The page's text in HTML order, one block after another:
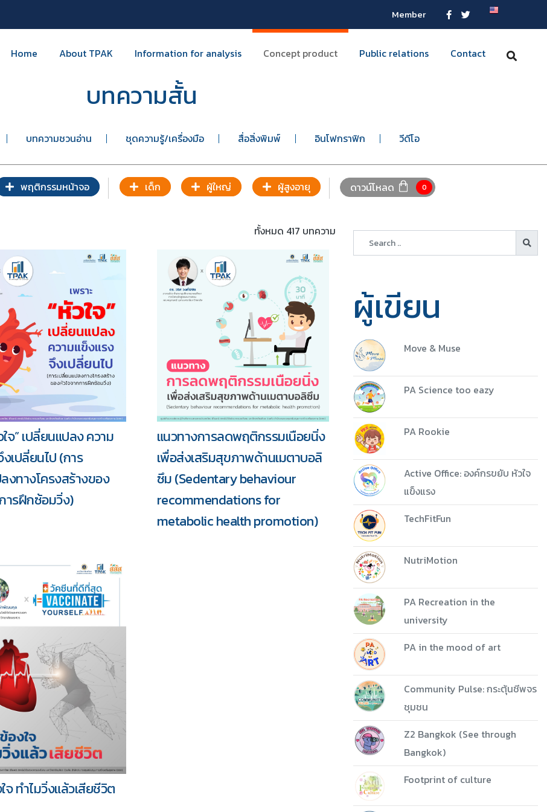
บทความสั้น
บทความชวนอ่าน ชุดความรู้/เครื่องมือ สื่อสิ่งพิมพ์ อินโฟกราฟิก วีดีโอ
พฤติกรรมหน้าจอ เด็ก ผู้ใหญ่ ผู้สูงอายุ ดาวน์โหลด 0
รวม
Download
Member
Home About TPAK Information for analysis Concept product Public relations Contact
ทั้งหมด 417 บทความ
ใจ” เปลี่ยนแปลง ความ
เปลี่ยนไป (การ
งทางโครงสร้างของ
ารฝึกซ้อมวิ่ง)
แนวทางการลดพฤติกรรมเนือยนิ่ง
เพื่อส่งเสริมสุขภาพด้านเมตาบอลิ
ซึม (Sedentary behaviour
recommendations for
metabolic health promotion)
จ ทำไมวิ่งแล้วเสียชีวิต
ผู้เขียน
Move & Muse
PA Science too eazy
PA Rookie
Active Office: องค์กรขยับ หัวใจ
แข็งแรง
TechFitFun
NutriMotion
PA Recreation in the
university
PA in the mood of art
Community Pulse: กระตุ้นชีพจร
ชุมชน
Z2 Bangkok (See through
Bangkok)
Footprint of culture